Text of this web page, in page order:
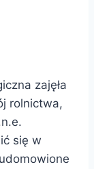
zajęła
rolnictwa,
się w